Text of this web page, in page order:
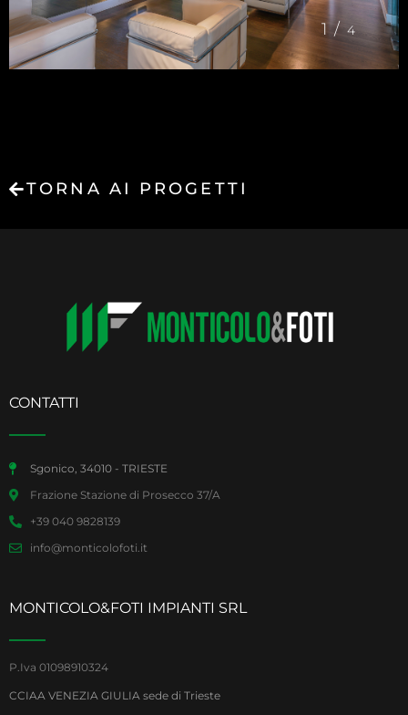
1/4
TORNA AI PROGETTI
CONTATTI
Sgonico, 34010 - TRIESTE
Frazione Stazione di Prosecco 37/A
+39 040 9828139
info@monticolofoti.it
MONTICOLO&FOTI IMPIANTI SRL
P.Iva 01098910324
CCIAA VENEZIA GIULIA sede di Trieste